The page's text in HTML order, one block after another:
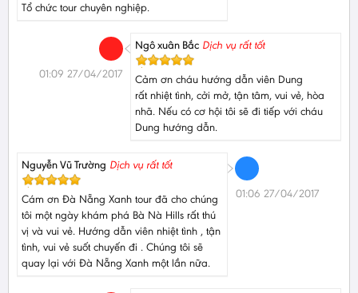
Tổ chức tour chuyên nghiệp.
Ngô xuân Bắc Dịch vụ rất tốt
Cảm ơn cháu hướng dẫn viên Dung
rất nhiệt tình, cởi mở, tận tâm, vui vẻ, hòa
nhã. Nếu có cơ hội tôi sẽ đi tiếp với cháu
Dung hướng dẫn.
01:09 27/04/2017
Nguyễn Vũ Trường Dịch vụ rất tốt
Cám ơn Đà Nẵng Xanh tour đã cho chúng
tôi một ngày khám phá Bà Nà Hills rất thú
vị và vui vẻ. Hướng dẫn viên nhiệt tình , tận
tình, vui vẻ suốt chuyến đi . Chúng tôi sẽ
quay lại với Đà Nẵng Xanh một lần nữa.
01:06 27/04/2017